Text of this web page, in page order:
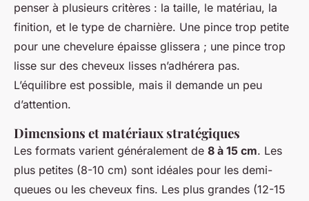
penser à plusieurs critères : la taille, le matériau, la
finition, et le type de charnière. Une pince trop petite
pour une chevelure épaisse glissera ; une pince trop
lisse sur des cheveux lisses n’adhérera pas.
L’équilibre est possible, mais il demande un peu
d’attention.
Dimensions et matériaux stratégiques
Les formats varient généralement de 8 à 15 cm. Les
plus petites (8-10 cm) sont idéales pour les demi-
queues ou les cheveux fins. Les plus grandes (12-15